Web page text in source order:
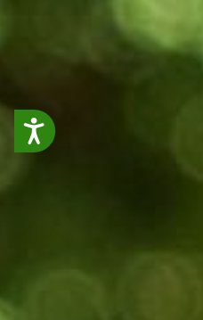
Accessibilit&eacute;